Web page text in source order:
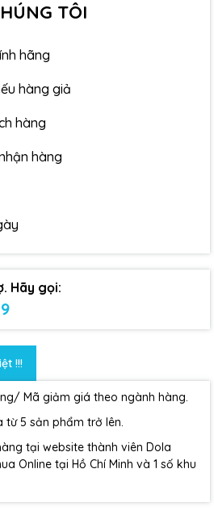
TÔI
hãng
hàng giả
hàng
hàng
Hãy gọi:
!!!
Mã giảm giá theo ngành hàng.
từ 5 sản phẩm trở lên.
tại website thành viên Dola
Online tại Hồ Chí Minh và 1 số khu